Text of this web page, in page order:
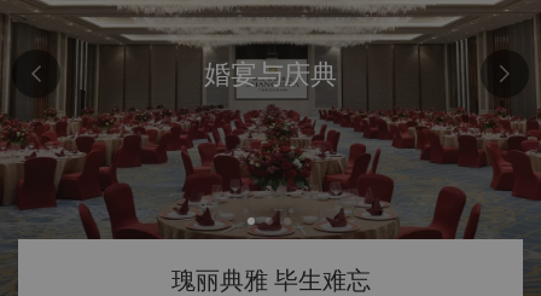
婚宴与庆典
瑰丽典雅 毕生难忘